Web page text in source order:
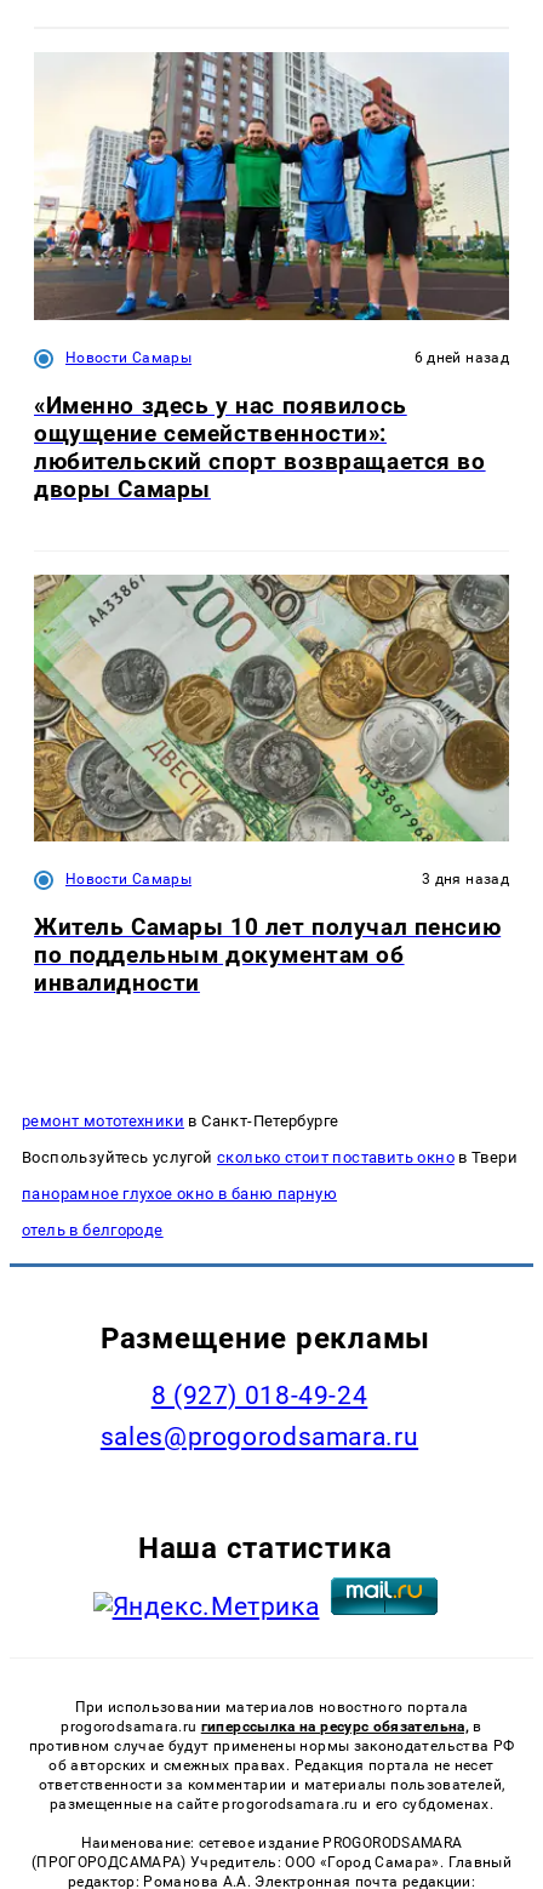
Новости Самары 6 дней назад
«Именно здесь у нас появилось
ощущение семейственности»:
любительский спорт возвращается во
дворы Самары
Новости Самары 3 дня назад
Житель Самары 10 лет получал пенсию
по поддельным документам об
инвалидности
ремонт мототехники в Санкт-Петербурге
Воспользуйтесь услугой сколько стоит поставить окнов Твери
панорамное глухое окно в баню парную
отель в белгороде
Размещение рекламы
8 (927) 018-49-24
sales@progorodsamara.ru
Наша статистика
При использовании материалов новостного портала
progorodsamara.ru гиперссылка на ресурс обязательна, в
противном случае будут применены нормы законодательства РФ
об авторских и смежных правах. Редакция портала не несет
ответственности за комментарии и материалы пользователей,
размещенные на сайте progorodsamara.ru и его субдоменах.
Наименование: сетевое издание PROGORODSAMARA
(ПРОГОРОДСАМАРА) Учредитель: ООО «Город Самара». Главный
редактор: Романова А.А. Электронная почта редакции: